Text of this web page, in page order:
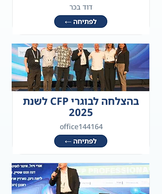
דוד בכר
בהצלחה לבוגרי CFP לשנת
2025
office144164